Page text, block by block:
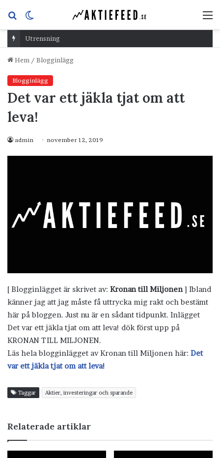
Sök
efterskin
Utrensning
Hem / Blogginlägg
Blogginlägg
Det var ett jäkla tjat om att
leva!
admin november 12, 2019
[ Blogginlägget är skrivet av: Kronan till Miljonen] Ibland
känner jag att jag måste få uttrycka mig rakt och bestämt
här på bloggen. Just nu är en sådant tidpunkt. Inlägget
Det var ett jäkla tjat om att leva! dök först upp på
KRONAN TILL MILJONEN.
Läs hela blogginlägget av Kronan till Miljonen här: Det
var ett jäkla tjat om att leva!
Taggar Aktier, investeringar och sparande
Relaterade artiklar